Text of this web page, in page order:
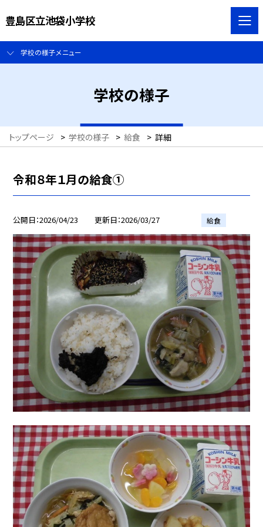
豊島区立池袋小学校
学校の様子メニュー
学校の様子
トップページ > 学校の様子 > 給食 > 詳細
令和８年１月の給食①
公開日 2026/04/23 更新日 2026/03/27 給食